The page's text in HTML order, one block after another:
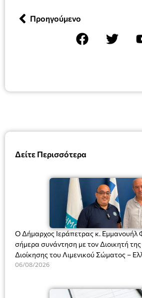
Δείτε Περισσότερα
Ο Δήμαρχος Ιεράπετρας κ. Εμμανουήλ
σήμερα συνάντηση με τον Διοικητή
Διοίκησης του Λιμενικού Σώματος –
Ακτοφυλακής (Λ.Σ.-ΕΛ.ΑΚΤ.),
06/08/2026
Προηγούμενο